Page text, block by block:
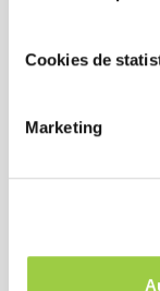
Cookies de
Marketing
成本